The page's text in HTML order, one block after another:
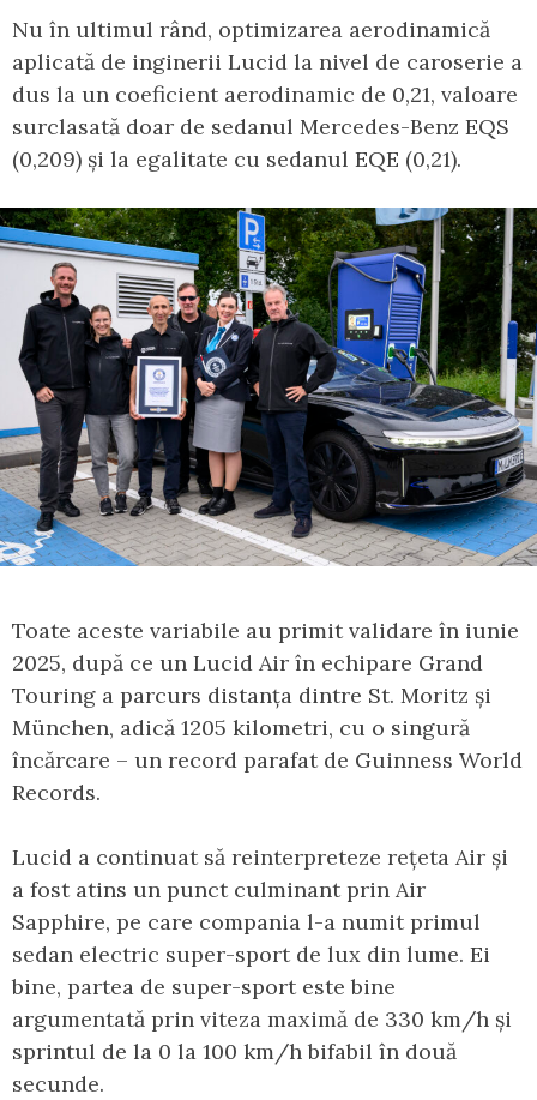
Nu în ultimul rând, optimizarea aerodinamică
aplicată de inginerii Lucid la nivel de caroserie a
dus la un coeficient aerodinamic de 0,21, valoare
surclasată doar de sedanul Mercedes-Benz EQS
(0,209) și la egalitate cu sedanul EQE (0,21).
Toate aceste variabile au primit validare în iunie
2025, după ce un Lucid Air în echipare Grand
Touring a parcurs distanța dintre St. Moritz și
München, adică 1205 kilometri, cu o singură
încărcare – un record parafat de Guinness World
Records.
Lucid a continuat să reinterpreteze rețeta Air și
a fost atins un punct culminant prin Air
Sapphire, pe care compania l-a numit primul
sedan electric super-sport de lux din lume. Ei
bine, partea de super-sport este bine
argumentată prin viteza maximă de 330 km/h și
sprintul de la 0 la 100 km/h bifabil în două
secunde.